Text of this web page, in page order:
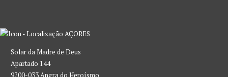
AÇORES
Solar da Madre de Deus
Apartado 144
9700-033 Angra do Heroísmo